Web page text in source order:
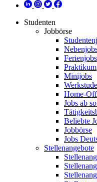
Studenten
Jobbörse
Ferienjobs
Praktikum
Minijobs
Home-
Jobs ab
Beliebte
Jobbörse
Jobs
Stellenangebote